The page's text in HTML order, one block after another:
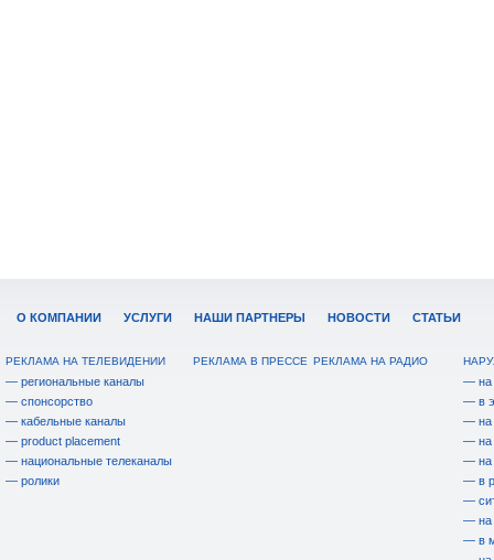
О КОМПАНИИ УСЛУГИ НАШИ ПАРТНЕРЫ НОВОСТИ СТАТЬИ
РЕКЛАМА НА ТЕЛЕВИДЕНИИ
— региональные каналы
— спонсорство
— кабельные каналы
— product placement
— национальные телеканалы
— ролики
РЕКЛАМА В ПРЕССЕ РЕКЛАМА НА РАДИО
— на
— в
— на
— на
— на
— в
—
— на
— в